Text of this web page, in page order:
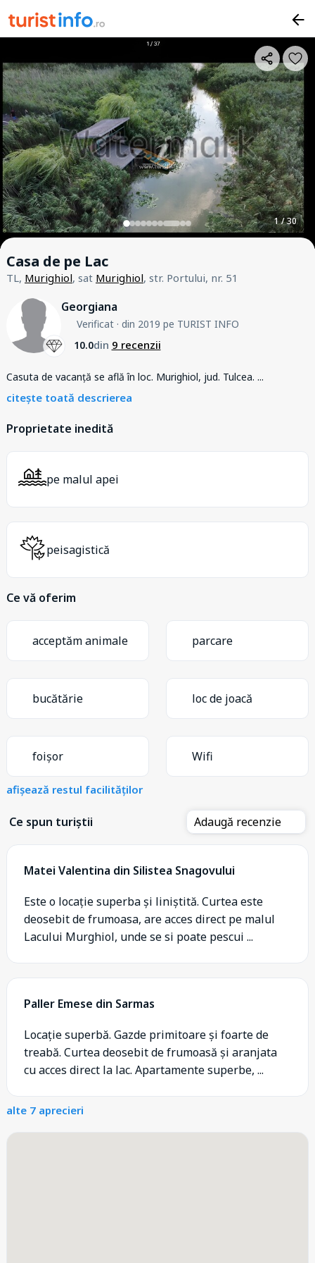
1 / 30
Casa de pe Lac
TL, Murighiol, sat Murighiol, str. Portului, nr. 51
Georgiana
Verificat· din 2019 pe TURIST INFO
10.0din 9 recenzii
Casuta de vacanță se află în loc. Murighiol, jud. Tulcea. ...
citește toată descrierea
Proprietate inedită
pe malul apei
peisagistică
Ce vă oferim
acceptăm animale parcare
bucătărie loc de joacă
foișor Wifi
afișează restul facilităților
Ce spun turiștii Adaugă recenzie
Matei Valentina din Silistea Snagovului
Este o locație superba și liniștită. Curtea este
deosebit de frumoasa, are acces direct pe malul
Lacului Murghiol, unde se si poate pescui ...
Paller Emese din Sarmas
Locație superbă. Gazde primitoare și foarte de
treabă. Curtea deosebit de frumoasă și aranjata
cu acces direct la lac. Apartamente superbe, ...
alte 7 aprecieri